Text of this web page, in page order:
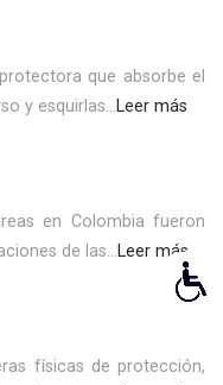
que absorbe el
y esquirlas...Leer más
en Colombia fueron
de las...Leer más
físicas de protección,